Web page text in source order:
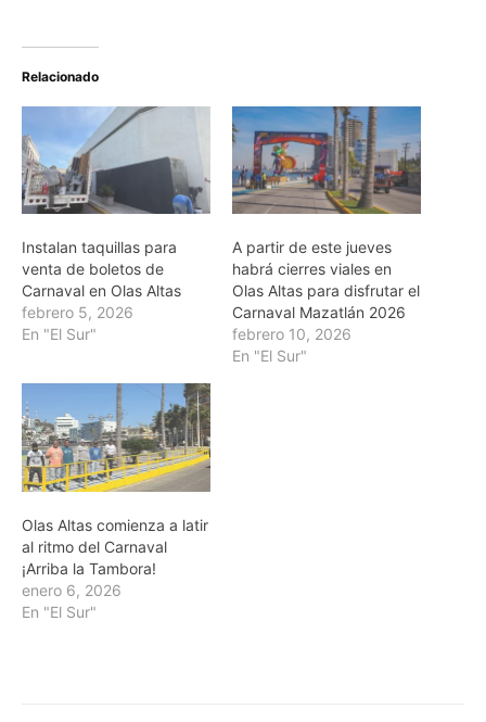
Relacionado
Instalan taquillas para
venta de boletos de
Carnaval en Olas Altas
febrero 5, 2026
En "El Sur"
A partir de este jueves
habrá cierres viales en
Olas Altas para disfrutar el
Carnaval Mazatlán 2026
febrero 10, 2026
En "El Sur"
Olas Altas comienza a latir
al ritmo del Carnaval
¡Arriba la Tambora!
enero 6, 2026
En "El Sur"